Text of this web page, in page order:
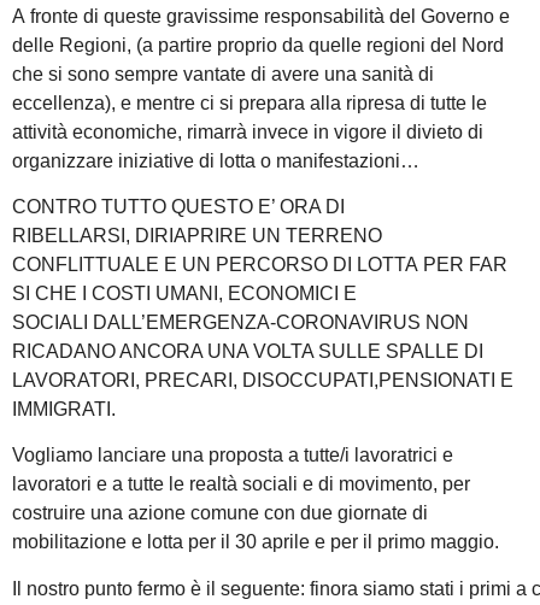
A fronte di queste gravissime responsabilità del Governo e
delle Regioni, (a partire proprio da quelle regioni del Nord
che si sono sempre vantate di avere una sanità di
eccellenza), e mentre ci si prepara alla ripresa di tutte le
attività economiche, rimarrà invece in vigore il divieto di
organizzare iniziative di lotta o manifestazioni…
CONTRO TUTTO QUESTO E’ ORA DI
RIBELLARSI, DIRIAPRIRE UN TERRENO
CONFLITTUALE E UN PERCORSO DI LOTTA PER FAR
SI CHE I COSTI UMANI, ECONOMICI E
SOCIALI DALL’EMERGENZA-CORONAVIRUS NON
RICADANO ANCORA UNA VOLTA SULLE SPALLE DI
LAVORATORI, PRECARI, DISOCCUPATI,PENSIONATI E
IMMIGRATI.
Vogliamo lanciare una proposta a tutte/i lavoratrici e
lavoratori e a tutte le realtà sociali e di movimento, per
costruire una azione comune con due giornate di
mobilitazione e lotta per il 30 aprile e per il primo maggio.
Il nostro punto fermo è il seguente: finora siamo stati i primi a